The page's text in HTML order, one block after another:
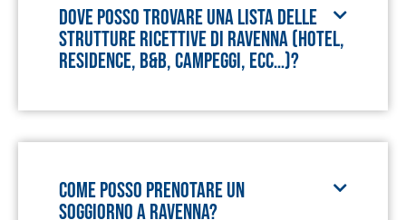
Dove posso trovare una lista delle
strutture ricettive di Ravenna (hotel,
residence, B&B, campeggi, ecc…)?
Come posso prenotare un
soggiorno a Ravenna?